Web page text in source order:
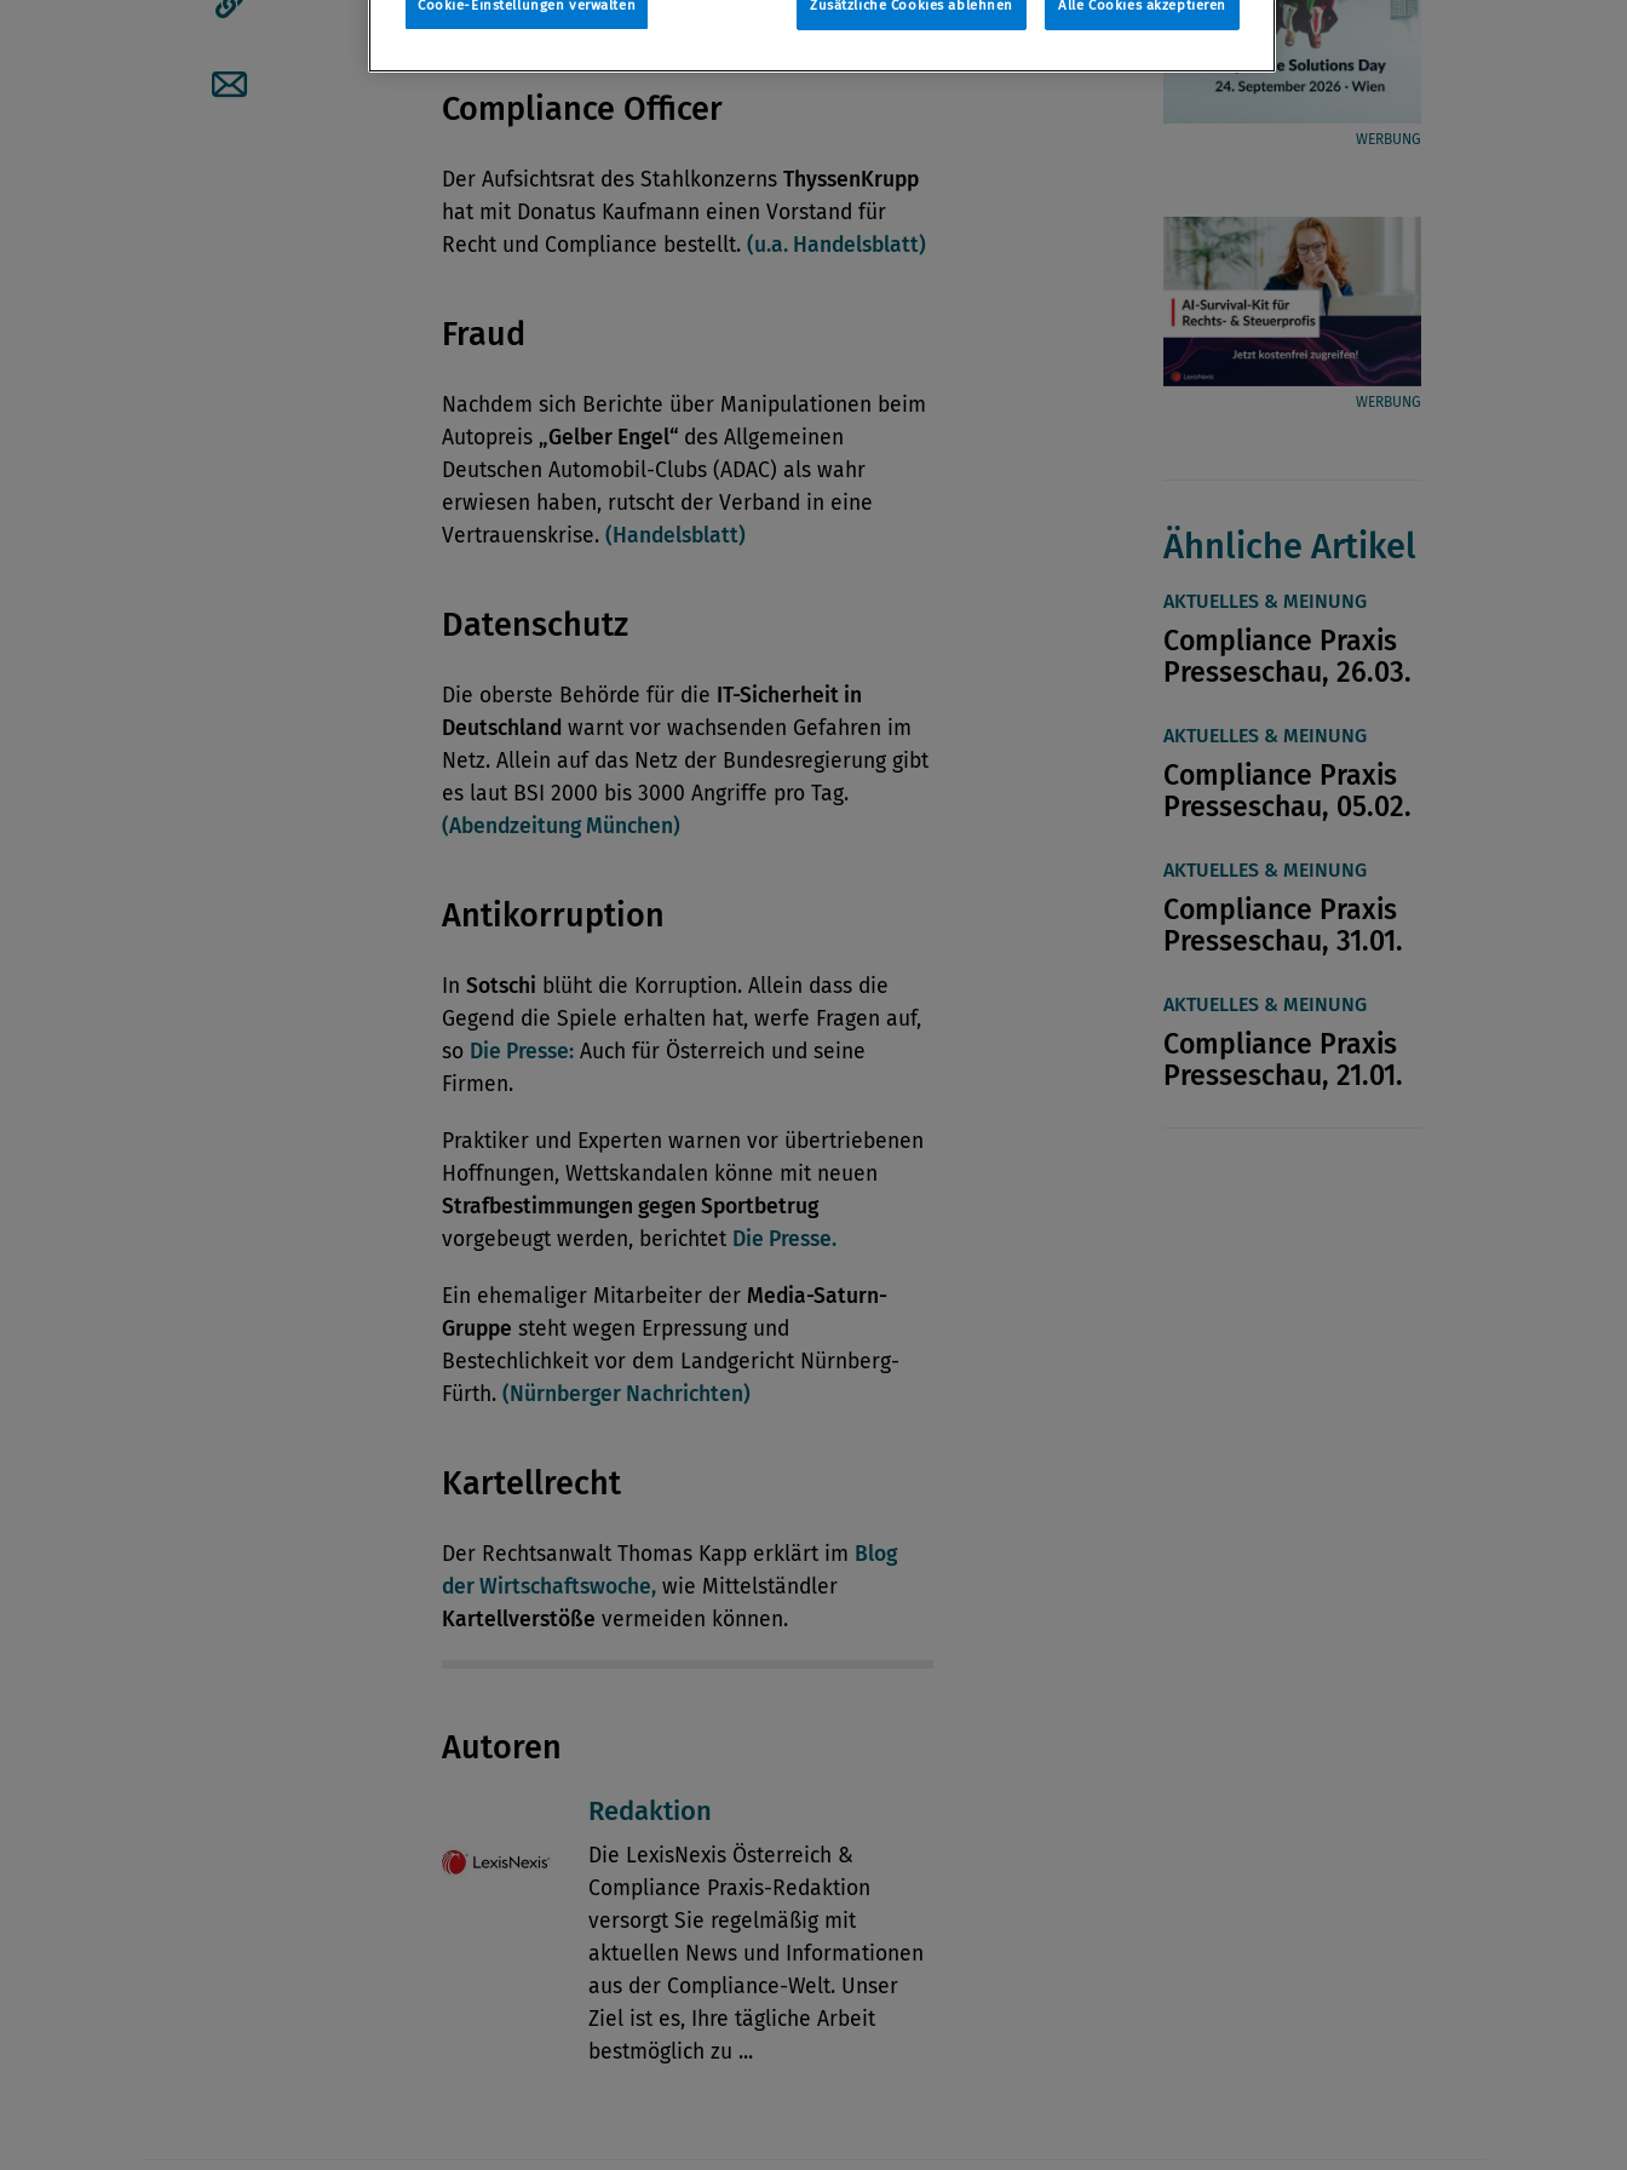
Artikel per Mail teilenCompliance Officer
Der Aufsichtsrat des Stahlkonzerns ThyssenKrupp
hat mit Donatus Kaufmann einen Vorstand für
Recht und Compliance bestellt. (u.a. Handelsblatt)
Fraud
Nachdem sich Berichte über Manipulationen beim
Autopreis „Gelber Engel“ des Allgemeinen
Deutschen Automobil-Clubs (ADAC) als wahr
erwiesen haben, rutscht der Verband in eine
Vertrauenskrise. (Handelsblatt)
Datenschutz
Die oberste Behörde für die IT-Sicherheit in
Deutschland warnt vor wachsenden Gefahren im
Netz. Allein auf das Netz der Bundesregierung gibt
es laut BSI 2000 bis 3000 Angriffe pro Tag.
(Abendzeitung München)
Antikorruption
In Sotschi blüht die Korruption. Allein dass die
Gegend die Spiele erhalten hat, werfe Fragen auf,
so Die Presse: Auch für Österreich und seine
Firmen.
Praktiker und Experten warnen vor übertriebenen
Hoffnungen, Wettskandalen könne mit neuen
Strafbestimmungen gegen Sportbetrug
vorgebeugt werden, berichtet Die Presse.
Ein ehemaliger Mitarbeiter der Media-Saturn-
Gruppe steht wegen Erpressung und
Bestechlichkeit vor dem Landgericht Nürnberg-
Fürth. (Nürnberger Nachrichten)
Kartellrecht
Der Rechtsanwalt Thomas Kapp erklärt im Blog
der Wirtschaftswoche, wie Mittelständler
Kartellverstöße vermeiden können.
Autoren
Redaktion
Die LexisNexis Österreich &
Compliance Praxis-Redaktion
versorgt Sie regelmäßig mit
aktuellen News und Informationen
aus der Compliance-Welt. Unser
Ziel ist es, Ihre tägliche Arbeit
bestmöglich zu ...
WERBUNG
WERBUNG
Ähnliche Artikel
AKTUELLES & MEINUNG
Compliance Praxis
Presseschau, 26.03.
AKTUELLES & MEINUNG
Compliance Praxis
Presseschau, 05.02.
AKTUELLES & MEINUNG
Compliance Praxis
Presseschau, 31.01.
AKTUELLES & MEINUNG
Compliance Praxis
Presseschau, 21.01.
Zusätzliche Cookies ablehnen Alle Cookies akzeptieren
Cookie-Einstellungen verwalten